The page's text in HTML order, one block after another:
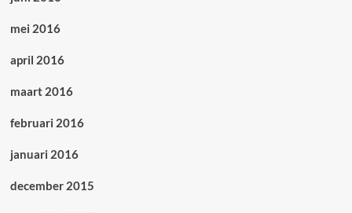
mei 2016
april 2016
maart 2016
februari 2016
januari 2016
december 2015